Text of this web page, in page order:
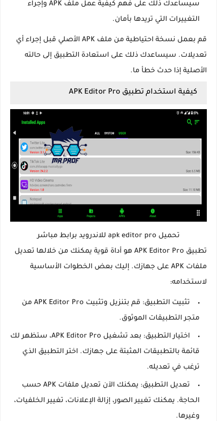
سيساعدك ذلك على فهم كيفية عمل ملف APK وإجراء
التغييرات التي تريدها بأمان.
قم بعمل نسخة احتياطية من ملف APK الأصلي قبل إجراء أي
تعديلات. سيساعدك ذلك على استعادة التطبيق إلى حالته
الأصلية إذا حدث خطأ ما.
كيفية استخدام تطبيق APK Editor Pro
تحميل apk editor pro للاندرويد برابط مباشر
تطبيق APK Editor Pro هو أداة قوية يمكنك من خلالها تعديل
ملفات APK على جهازك. إليك بعض الخطوات الأساسية
لاستخدامه:
تثبيت التطبيق: قم بتنزيل وتثبيت APK Editor Pro من
متجر التطبيقات الموثوق.
اختيار التطبيق: بعد تشغيل APK Editor Pro، ستظهر لك
قائمة بالتطبيقات المثبتة على جهازك. اختر التطبيق الذي
ترغب في تعديله.
تعديل التطبيق: يمكنك الآن تعديل ملفات APK حسب
الحاجة. يمكنك تغيير الصور، إزالة الإعلانات، تغيير الخلفيات،
وغيرها.